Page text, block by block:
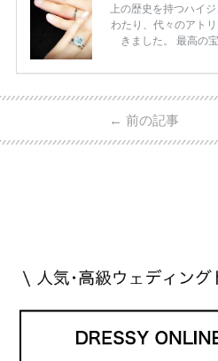
上の歴史を持つハイ
わたり、代々のアト
きました。 最高の
高品質の宝石を扱っ
ん・魔裟斗さんの婚
贈られた指輪は1カラ
← 前の記事